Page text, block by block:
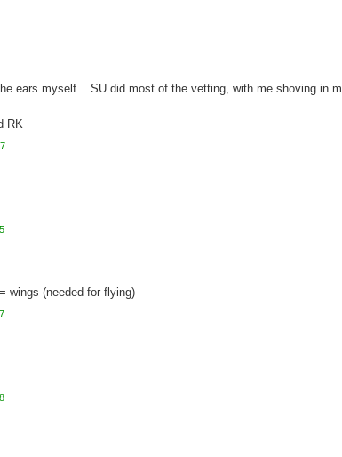
ears myself... SU did most of the vetting, with me shoving in
RK
wings (needed for flying)